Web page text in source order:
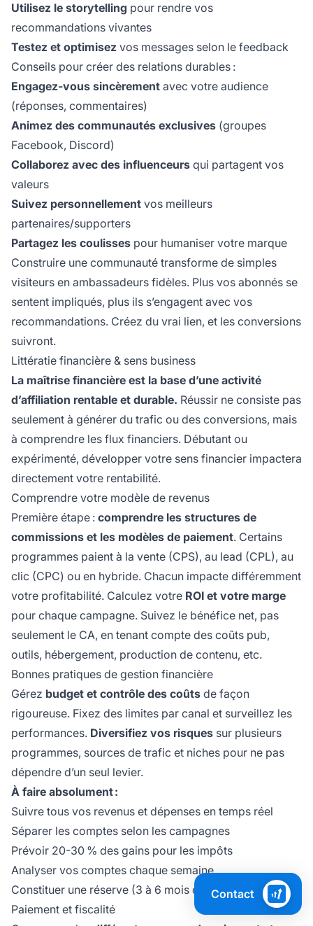
Utilisez le storytelling pour rendre vos
recommandations vivantes
Testez et optimisez vos messages selon le feedback
Conseils pour créer des relations durables :
Engagez-vous sincèrement avec votre audience
(réponses, commentaires)
Animez des communautés exclusives (groupes
Facebook, Discord)
Collaborez avec des influenceurs qui partagent vos
valeurs
Suivez personnellement vos meilleurs
partenaires/supporters
Partagez les coulisses pour humaniser votre marque
Construire une communauté transforme de simples
visiteurs en ambassadeurs fidèles. Plus vos abonnés se
sentent impliqués, plus ils s’engagent avec vos
recommandations. Créez du vrai lien, et les conversions
suivront.
Littératie financière & sens business
La maîtrise financière est la base d’une activité
d’affiliation rentable et durable. Réussir ne consiste pas
seulement à générer du trafic ou des conversions, mais
à comprendre les flux financiers. Débutant ou
expérimenté, développer votre sens financier impactera
directement votre rentabilité.
Comprendre votre modèle de revenus
Première étape : comprendre les structures de
commissions et les modèles de paiement. Certains
programmes paient à la vente (CPS), au lead (CPL), au
clic (CPC) ou en hybride. Chacun impacte différemment
votre profitabilité. Calculez votre ROI et votre marge
pour chaque campagne. Suivez le bénéfice net, pas
seulement le CA, en tenant compte des coûts pub,
outils, hébergement, production de contenu, etc.
Bonnes pratiques de gestion financière
Gérez budget et contrôle des coûts de façon
rigoureuse. Fixez des limites par canal et surveillez les
performances. Diversifiez vos risques sur plusieurs
programmes, sources de trafic et niches pour ne pas
dépendre d’un seul levier.
À faire absolument :
Suivre tous vos revenus et dépenses en temps réel
Séparer les comptes selon les campagnes
Prévoir 20-30 % des gains pour les impôts
Analyser vos comptes chaque semaine
Constituer une réserve (3 à 6 mois de dépenses)
Paiement et fiscalité
Contact